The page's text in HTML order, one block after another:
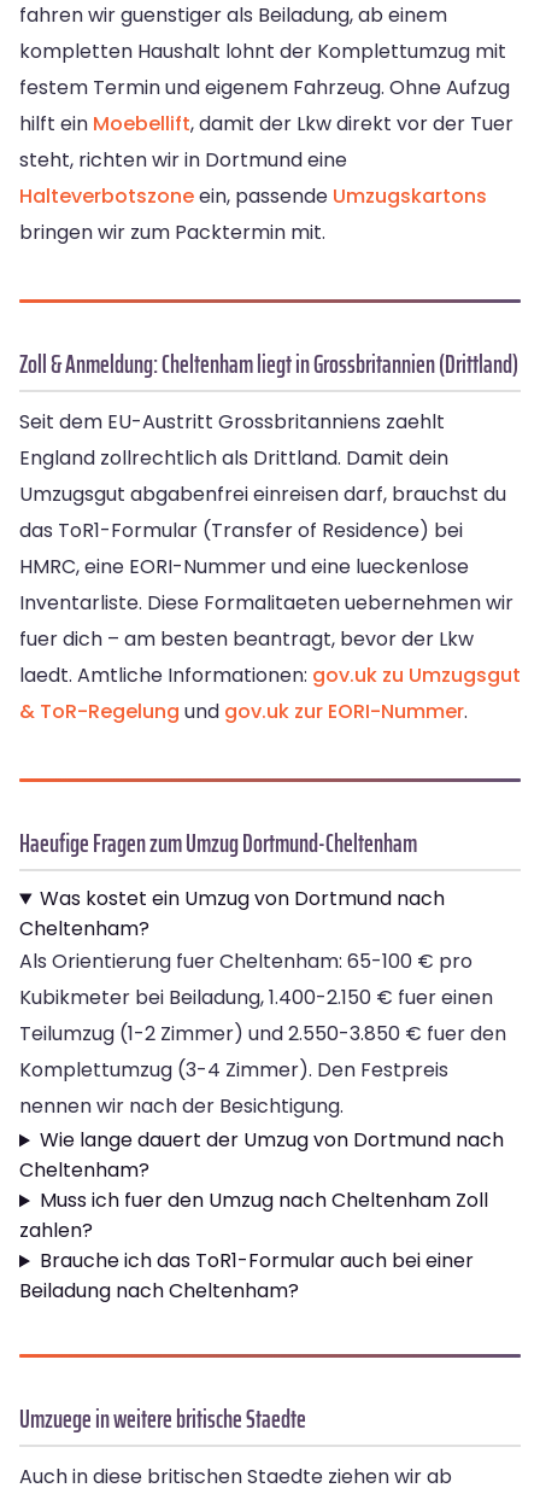
fahren wir guenstiger als Beiladung, ab einem
kompletten Haushalt lohnt der Komplettumzug mit
festem Termin und eigenem Fahrzeug. Ohne Aufzug
hilft ein Moebellift, damit der Lkw direkt vor der Tuer
steht, richten wir in Dortmund eine
Halteverbotszoneein, passende Umzugskartons
bringen wir zum Packtermin mit.
Zoll & Anmeldung: Cheltenham liegt in Grossbritannien (Drittland)
Seit dem EU-Austritt Grossbritanniens zaehlt
England zollrechtlich als Drittland. Damit dein
Umzugsgut abgabenfrei einreisen darf, brauchst du
das ToR1-Formular (Transfer of Residence) bei
HMRC, eine EORI-Nummer und eine lueckenlose
Inventarliste. Diese Formalitaeten uebernehmen wir
fuer dich – am besten beantragt, bevor der Lkw
laedt. Amtliche Informationen: gov.uk zu Umzugsgut
& ToR-Regelung und gov.uk zur EORI-Nummer.
Haeufige Fragen zum Umzug Dortmund-Cheltenham
Was kostet ein Umzug von Dortmund nach
Cheltenham?
Als Orientierung fuer Cheltenham: 65-100 € pro
Kubikmeter bei Beiladung, 1.400-2.150 € fuer einen
Teilumzug (1-2 Zimmer) und 2.550-3.850 € fuer den
Komplettumzug (3-4 Zimmer). Den Festpreis
nennen wir nach der Besichtigung.
Wie lange dauert der Umzug von Dortmund nach
Cheltenham?
Muss ich fuer den Umzug nach Cheltenham Zoll
zahlen?
Brauche ich das ToR1-Formular auch bei einer
Beiladung nach Cheltenham?
Umzuege in weitere britische Staedte
Auch in diese britischen Staedte ziehen wir ab